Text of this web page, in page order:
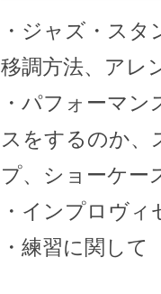
・ジャズ・ス
移調方法、アレ
・パフォーマ
スをするのか、
プ、ショーケー
・インプロヴ
・練習に関し